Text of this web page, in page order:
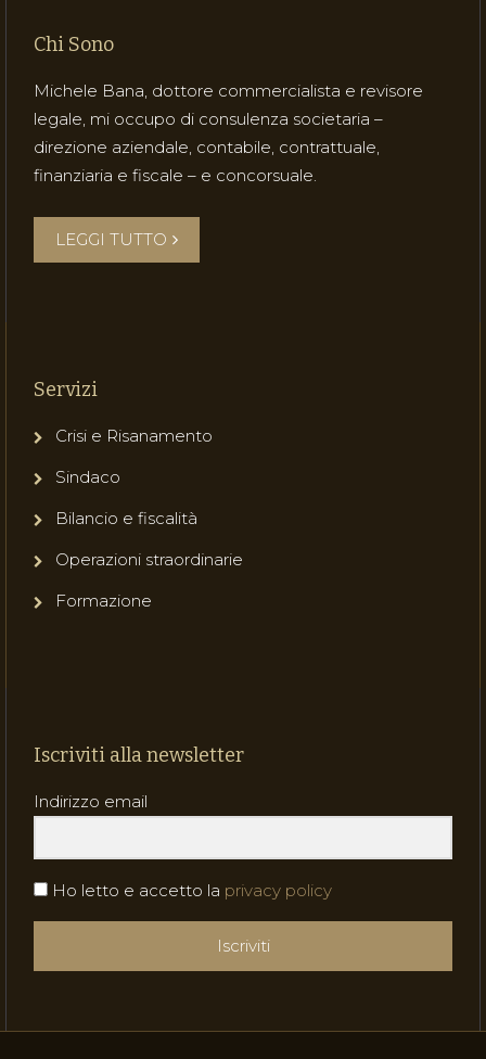
Chi Sono
Michele Bana, dottore commercialista e revisore
legale, mi occupo di consulenza societaria –
direzione aziendale, contabile, contrattuale,
finanziaria e fiscale – e concorsuale.
LEGGI TUTTO
Servizi
Crisi e Risanamento
Sindaco
Bilancio e fiscalità
Operazioni straordinarie
Formazione
Iscriviti alla newsletter
Indirizzo email
Ho letto e accetto la privacy policy
Iscriviti